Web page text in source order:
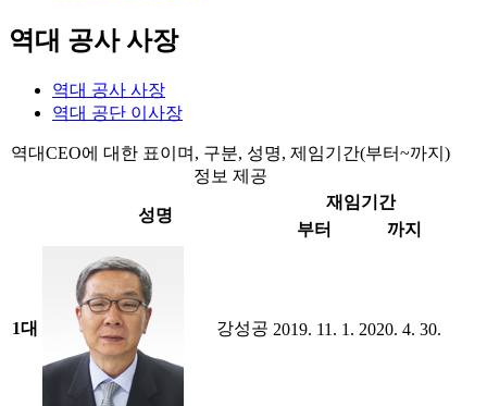
역대 공사 사장
역대 공사 사장
역대 공단 이사장
역대CEO에 대한 표이며, 구분, 성명, 제임기간(부터~까지)
정보 제공
성명
재임기간
부터
까지
1대 강성공 2019. 11. 1. 2020. 4. 30.